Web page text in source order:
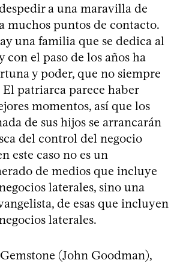
a una maravilla de
muchos puntos de contacto.
una familia que se dedica al
con el paso de los años ha
y poder, que no siempre
patriarca parece haber
momentos, así que los
de sus hijos se arrancarán
del control del negocio
este caso no es un
de medios que incluye
laterales, sino una
de esas que incluyen
laterales.
(John Goodman),